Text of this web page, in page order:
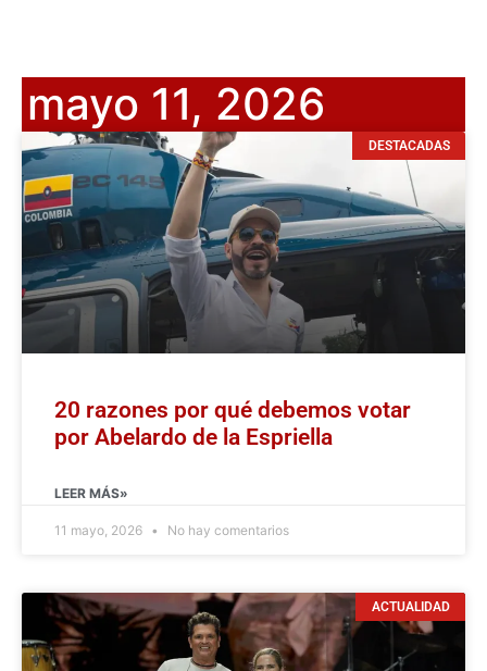
mayo 11, 2026
DESTACADAS
20 razones por qué debemos votar
por Abelardo de la Espriella
LEER MÁS»
11 mayo, 2026 No hay comentarios
ACTUALIDAD